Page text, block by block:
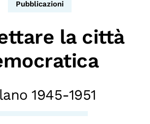
Pubblicazioni
la città
1945-1951